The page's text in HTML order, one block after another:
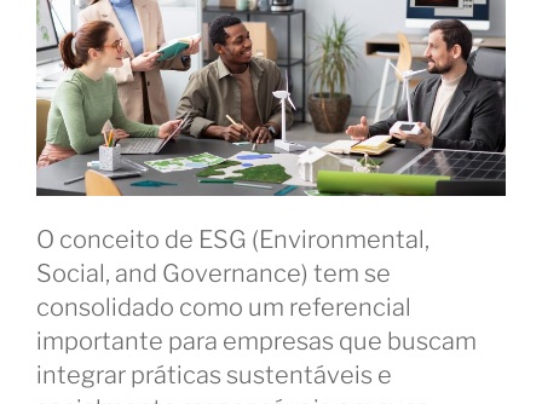
O conceito de ESG (Environmental,
Social, and Governance) tem se
consolidado como um referencial
importante para empresas que buscam
integrar práticas sustentáveis e